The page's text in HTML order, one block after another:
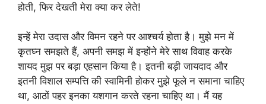
होती, फिर देखती मेरा क्या कर लेते!
इन्हें मेरा उदास और विमन रहने पर आश्चर्य होता है। मुझे मन में
कृतघ्न समझते हैं, अपनी समझ में इन्होंने मेरे साथ विवाह करके
शायद मुझ पर बड़ा एहसान किया है। इतनी बड़ी जायदाद और
इतनी विशाल सम्पत्ति की स्वामिनी होकर मुझे फूले न समाना चाहिए
था, आठों पहर इनका यशगान करते रहना चाहिए था। मैं यह